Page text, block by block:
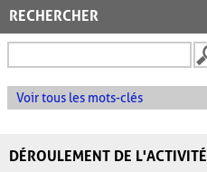
RECHERCHER
Voir tous les mots-clés
DÉROULEMENT DE L'ACTIVITÉ